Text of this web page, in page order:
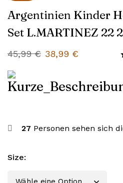
Argentinien Kinder
Set L.MARTINEZ 22
45,99€ 38,99 €
27 Personen sehen sich
Size: